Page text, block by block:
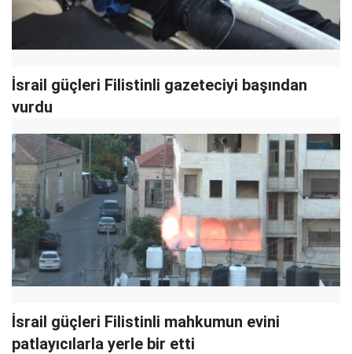
İsrail güçleri Filistinli gazeteciyi başından
vurdu
İsrail güçleri Filistinli mahkumun evini
patlayıcılarla yerle bir etti